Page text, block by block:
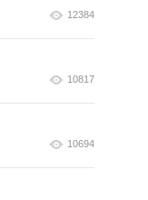
12384
10817
10694